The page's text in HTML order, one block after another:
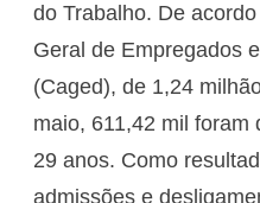
do Trabalho. De
Geral de Empregados
(Caged), de 1,24
maio, 611,42 mil foram
29 anos. Como
admissões e